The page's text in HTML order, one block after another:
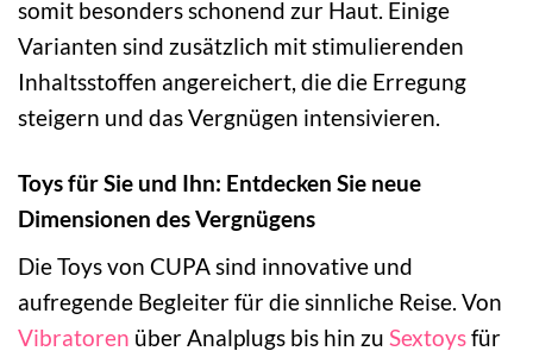
somit besonders schonend zur Haut. Einige
Varianten sind zusätzlich mit stimulierenden
Inhaltsstoffen angereichert, die die Erregung
steigern und das Vergnügen intensivieren.
Toys für Sie und Ihn: Entdecken Sie neue
Dimensionen des Vergnügens
Die Toys von CUPA sind innovative und
aufregende Begleiter für die sinnliche Reise. Von
Vibratoren über Analplugs bis hin zu Sextoysfür